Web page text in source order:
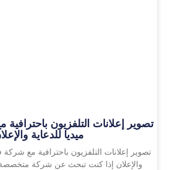
تصوير إعلانات التلفزيون
ميديا للدعاية
تصوير إعلانات التلفزيون باحترافية مع شركة
والإعلان إذا كنت تبحث عن شركة